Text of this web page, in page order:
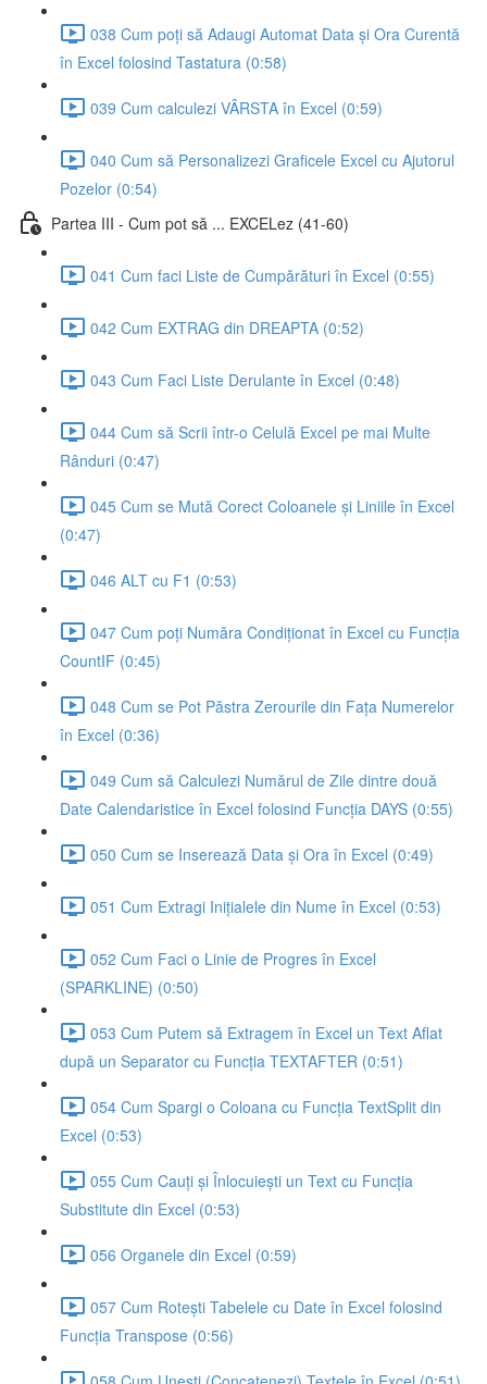
038 Cum poți să Adaugi Automat Data și Ora Curentă
în Excel folosind Tastatura (0:58)
039 Cum calculezi VÂRSTA în Excel (0:59)
040 Cum să Personalizezi Graficele Excel cu Ajutorul
Pozelor (0:54)
Partea III - Cum pot să ... EXCELez (41-60)
041 Cum faci Liste de Cumpărături în Excel (0:55)
042 Cum EXTRAG din DREAPTA (0:52)
043 Cum Faci Liste Derulante în Excel (0:48)
044 Cum să Scrii într-o Celulă Excel pe mai Multe
Rânduri (0:47)
045 Cum se Mută Corect Coloanele și Liniile în Excel
(0:47)
046 ALT cu F1 (0:53)
047 Cum poți Număra Condiționat în Excel cu Funcția
CountIF (0:45)
048 Cum se Pot Păstra Zerourile din Fața Numerelor
în Excel (0:36)
049 Cum să Calculezi Numărul de Zile dintre două
Date Calendaristice în Excel folosind Funcția DAYS (0:55)
050 Cum se Inserează Data și Ora în Excel (0:49)
051 Cum Extragi Inițialele din Nume în Excel (0:53)
052 Cum Faci o Linie de Progres în Excel
(SPARKLINE) (0:50)
053 Cum Putem să Extragem în Excel un Text Aflat
după un Separator cu Funcția TEXTAFTER (0:51)
054 Cum Spargi o Coloana cu Funcția TextSplit din
Excel (0:53)
055 Cum Cauți și Înlocuiești un Text cu Funcția
Substitute din Excel (0:53)
056 Organele din Excel (0:59)
057 Cum Rotești Tabelele cu Date în Excel folosind
Funcția Transpose (0:56)